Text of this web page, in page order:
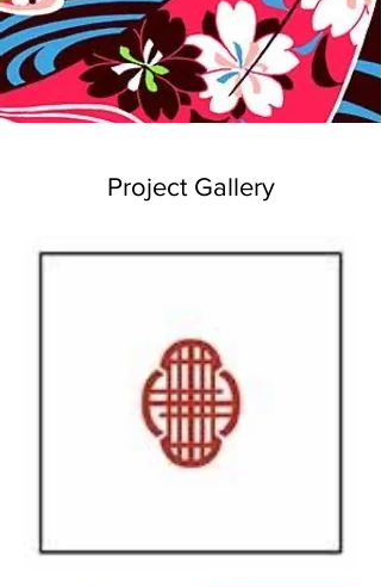
Project Gallery